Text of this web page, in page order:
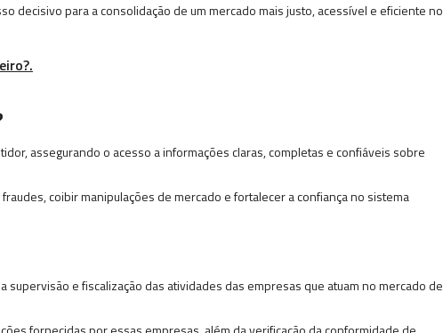
decisivo para a consolidação de um mercado mais justo, acessível e eficiente no
assegurando o acesso a informações claras, completas e confiáveis sobre
coibir manipulações de mercado e fortalecer a confiança no sistema
supervisão e fiscalização das atividades das empresas que atuam no mercado de